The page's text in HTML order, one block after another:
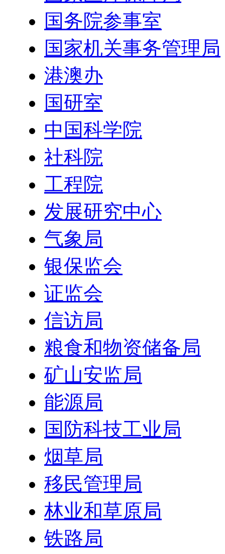
国务院参事室
国家机关事务管理局
港澳办
国研室
中国科学院
社科院
工程院
发展研究中心
气象局
银保监会
证监会
信访局
粮食和物资储备局
矿山安监局
能源局
国防科技工业局
烟草局
移民管理局
林业和草原局
铁路局